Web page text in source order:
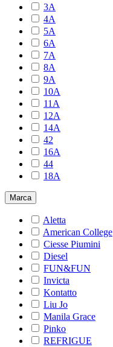
3A
4A
5A
6A
7A
8A
9A
10A
11A
12A
14A
42
16A
44
18A
Marca
Aletta
American College
Ciesse Piumini
Diesel
FUN&FUN
Invicta
Kontatto
Liu Jo
Manila Grace
Pinko
REFRIGUE